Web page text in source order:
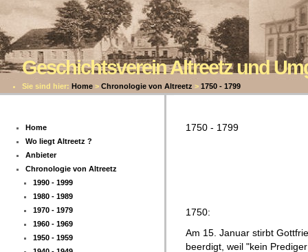
Geschichtsverein Altreetz und
Sie sind hier: Home > Chronologie von Altreetz > 1750 - 1799
Home
Wo liegt Altreetz ?
Anbieter
Chronologie von Altreetz
1990 - 1999
1980 - 1989
1970 - 1979
1960 - 1969
1950 - 1959
1750 - 1799
1750:
Am 15. Januar stirbt
beerdigt, weil "kein